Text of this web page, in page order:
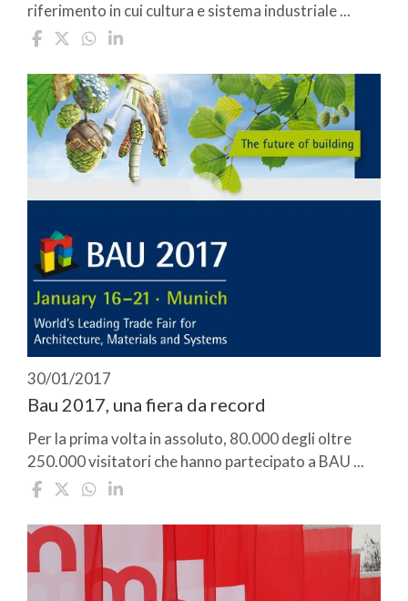
riferimento in cui cultura e sistema industriale ...
30/01/2017
Bau 2017, una fiera da record
Per la prima volta in assoluto, 80.000 degli oltre
250.000 visitatori che hanno partecipato a BAU ...